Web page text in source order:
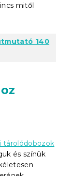
mitől
140
tárolódobozok
és színük